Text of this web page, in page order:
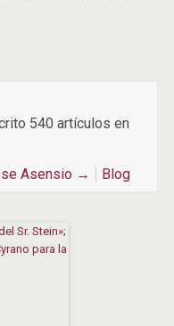
540 artículos en
Asensio → Blog